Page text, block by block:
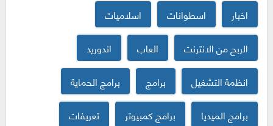
اخبار اسطوانات
اسلاميات
الربح من الانترنت
العاب
اندوريد
انظمة التشغيل
برامج
برامج الحماية
برامج الميديا
برامج كمبيوتر
تعريفات